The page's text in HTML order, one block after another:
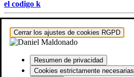
el codigo k
Hestia
Cerrar los ajustes de cookies RGPD
Resumen de privacidad
Cookies estrictamente necesarias